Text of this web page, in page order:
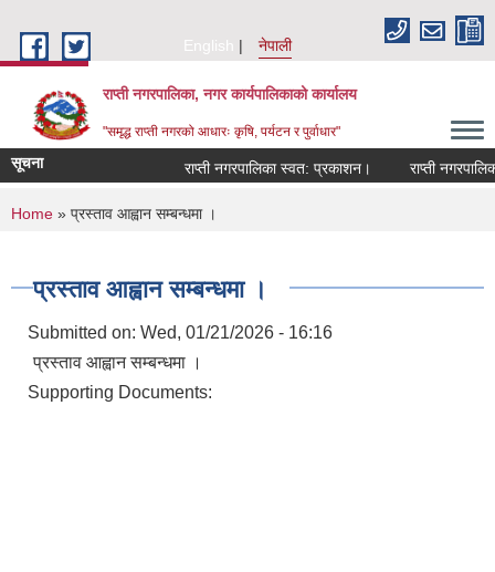
English
नेपाली
राप्ती नगरपालिका, नगर कार्यपालिकाको कार्यालय
"समृद्ध राप्ती नगरको आधारः कृषि, पर्यटन र पुर्वाधार"
सूचना राप्ती नगरपालिका स्वत: प्रकाशन। राप्ती
You are here
Home » प्रस्ताव आह्वान सम्बन्धमा ।
प्रस्ताव आह्वान सम्बन्धमा ।
Submitted on: Wed, 01/21/2026 - 16:16
प्रस्ताव आह्वान सम्बन्धमा ।
Supporting Documents: